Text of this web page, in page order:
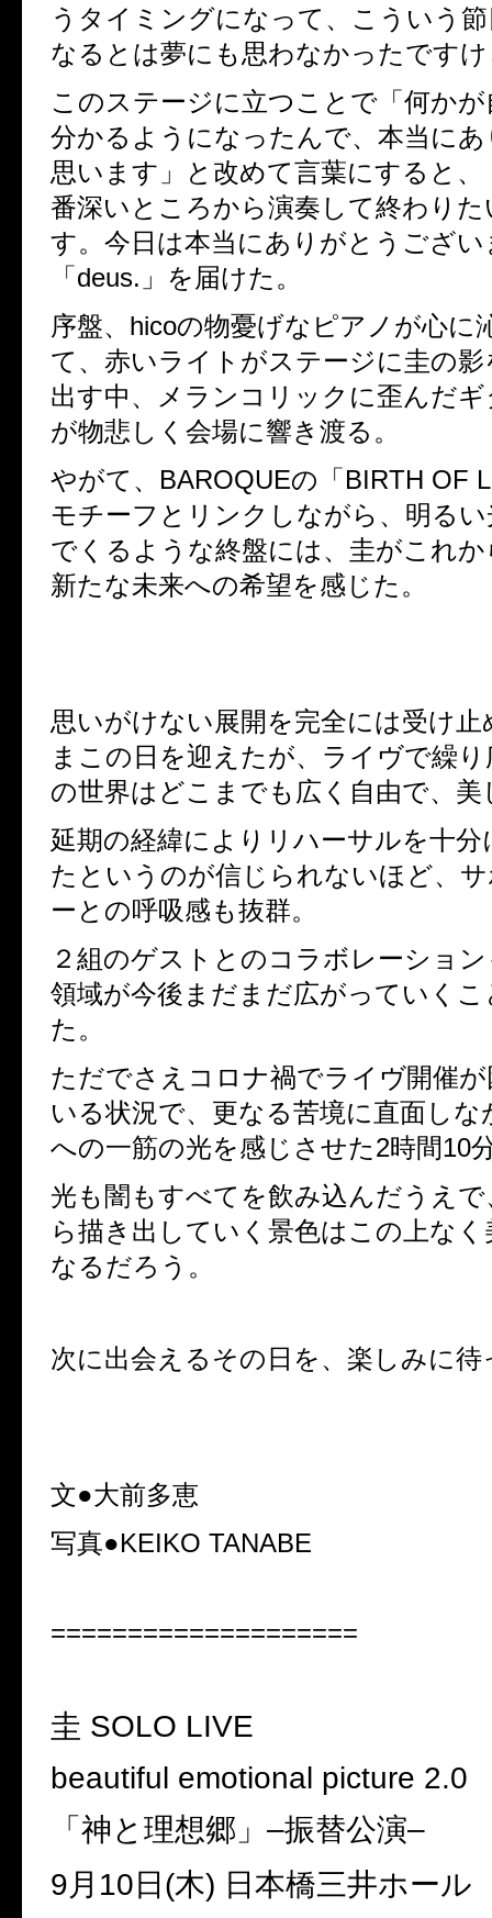
うタイミングになって、こういう
なるとは夢にも思わなかったです
このステージに立つことで「何か
分かるようになったんで、本当に
思います」と改めて言葉にすると、
番深いところから演奏して終わり
す。今日は本当にありがとうござ
「 deus. 」を届けた。
序盤、 hicoの物憂げなピアノが心に
て、赤いライトがステージに圭の
出す中、メランコリックに歪んだ
が物悲しく会場に響き渡る。
やがて、 BAROQUEの「 BIRTH OF
モチーフとリンクしながら、明る
でくるような終盤には、圭がこれ
新たな未来への希望を感じた。
思いがけない展開を完全には受け
まこの日を迎えたが、ライヴで繰
の世界はどこまでも広く自由で、美
延期の経緯によりリハーサルを十
たというのが信じられないほど、
ーとの呼吸感も抜群。
２組のゲストとのコラボレーショ
領域が今後まだまだ広がっていく
た。
ただでさえコロナ禍でライヴ開催
いる状況で、更なる苦境に直面しな
への一筋の光を感じさせた2時間10
光も闇もすべてを飲み込んだうえ
ら描き出していく景色はこの上な
なるだろう。
次に出会えるその日を、楽しみに待
文●大前多恵
写真●KEIKO TANABE
====================
圭 SOLO LIVE
beautiful emotional picture 2.0
「神と理想郷」 –振替公演–
9月 10 日 (木) 日本橋三井ホール